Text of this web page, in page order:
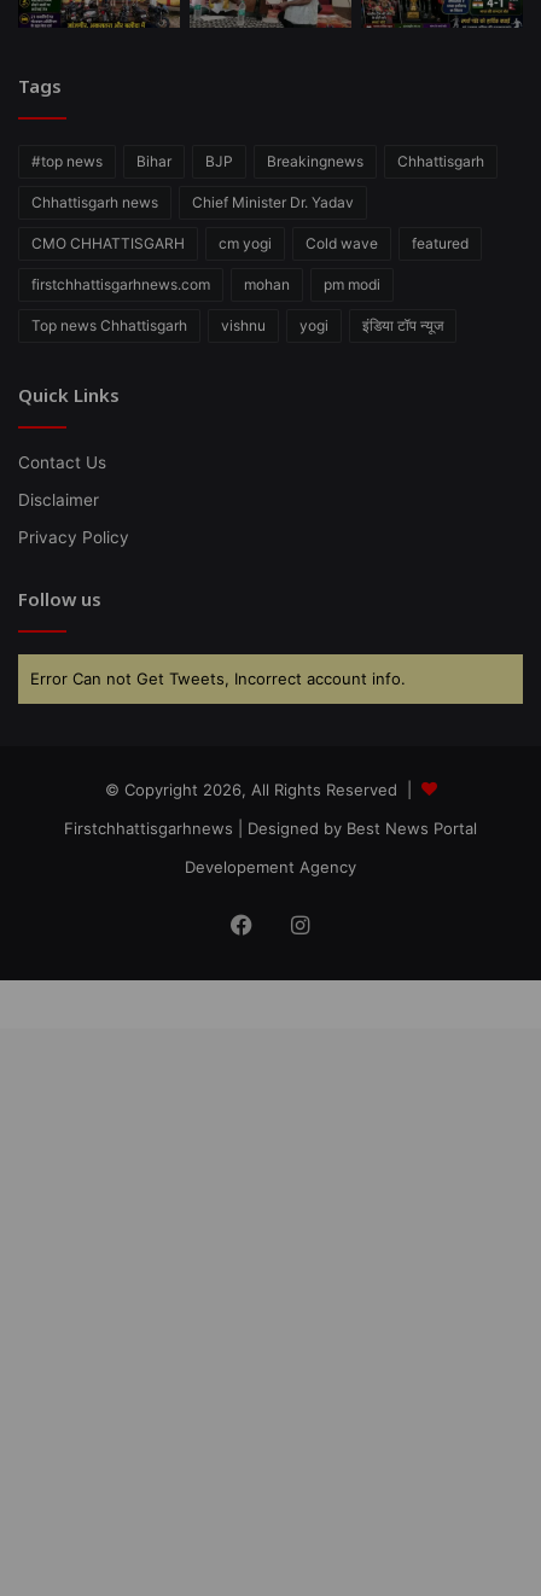
Tags
#top news Bihar BJP Breakingnews Chhattisgarh
Chhattisgarh news Chief Minister Dr. Yadav
CMO CHHATTISGARH cm yogi Cold wave featured
firstchhattisgarhnews.com mohan pm modi
Top news Chhattisgarh vishnu yogi इंडिया टॉप न्यूज
Quick Links
Contact Us
Disclaimer
Privacy Policy
Follow us
Error Can not Get Tweets, Incorrect account info.
© Copyright 2026, All Rights Reserved |
Firstchhattisgarhnews | Designed by Best News Portal
Developement Agency
FacebookInstagram